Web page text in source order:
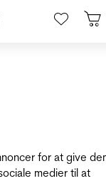
for at give
medier til at